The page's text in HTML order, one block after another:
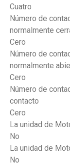
Cuatro
Número de
normalmente
Cero
Número de
normalmente
Cero
Número de
contacto
Cero
La unidad de
No
La unidad de
No